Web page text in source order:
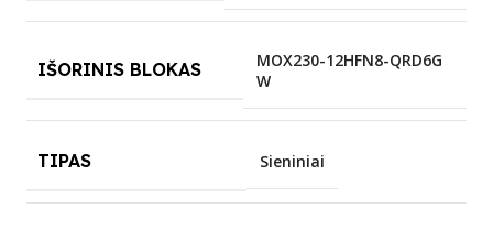
IŠORINIS BLOKAS
MOX230-12HFN8-QRD6G
W
TIPAS Sieniniai